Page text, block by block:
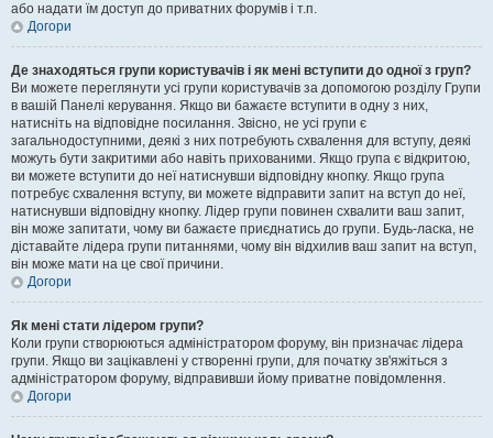
або надати їм доступ до приватних форумів і т.п.
Догори
Де знаходяться групи користувачів і як мені вступити до одної з груп?
Ви можете переглянути усі групи користувачів за допомогою розділу Групи
в вашій Панелі керування. Якщо ви бажаєте вступити в одну з них,
натисніть на відповідне посилання. Звісно, не усі групи є
загальнодоступними, деякі з них потребують схвалення для вступу, деякі
можуть бути закритими або навіть прихованими. Якщо група є відкритою,
ви можете вступити до неї натиснувши відповідну кнопку. Якщо група
потребує схвалення вступу, ви можете відправити запит на вступ до неї,
натиснувши відповідну кнопку. Лідер групи повинен схвалити ваш запит,
він може запитати, чому ви бажаєте приєднатись до групи. Будь-ласка, не
діставайте лідера групи питаннями, чому він відхилив ваш запит на вступ,
він може мати на це свої причини.
Догори
Як мені стати лідером групи?
Коли групи створюються адміністратором форуму, він призначає лідера
групи. Якщо ви зацікавлені у створенні групи, для початку зв'яжіться з
адміністратором форуму, відправивши йому приватне повідомлення.
Догори